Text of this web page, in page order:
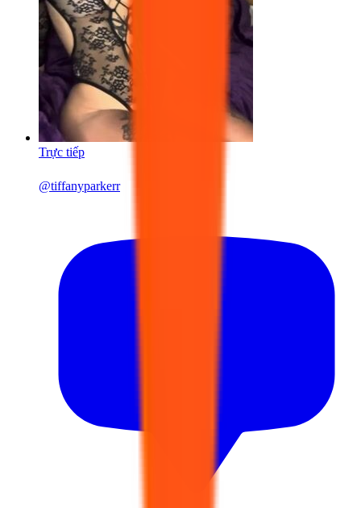
Trực tiếp
@tiffanyparkerr